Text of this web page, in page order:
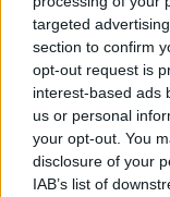
targeted
section to confirm
opt-out request is
interest-based ads
us or personal
your opt-out. You
disclosure of your
IAB’s list of
500